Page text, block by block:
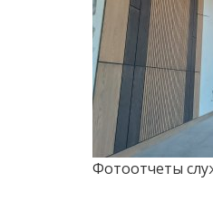
Фотоотчеты